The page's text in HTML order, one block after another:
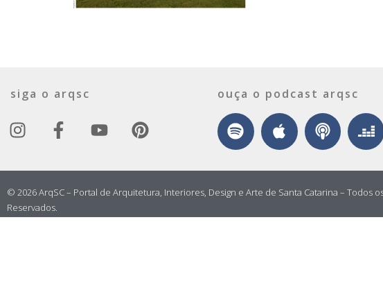
siga o arqsc ouça o podcast arqsc
© 2026 ArqSC – Portal de Arquitetura, Interiores, Design e Arte de Santa Catarina – Todos
Reservados.